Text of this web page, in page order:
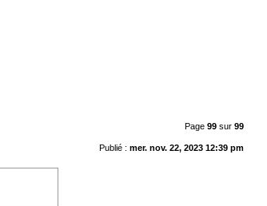
Page 99sur 99
Publié : mer. nov. 22, 2023 12:39 pm